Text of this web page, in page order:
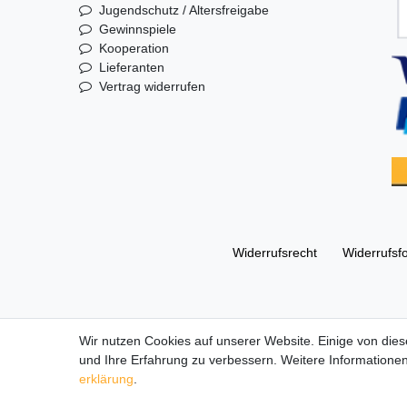
Jugendschutz / Altersfreigabe
Gewinnspiele
Kooperation
Lieferanten
Vertrag widerrufen
Widerrufs­recht
Alle Markennamen, Warenzeichen sowie sämtliche
Wir nutzen Cookies auf unserer Website. Einige von
und Ihre Erfahrung zu verbessern. Weitere
erklärung